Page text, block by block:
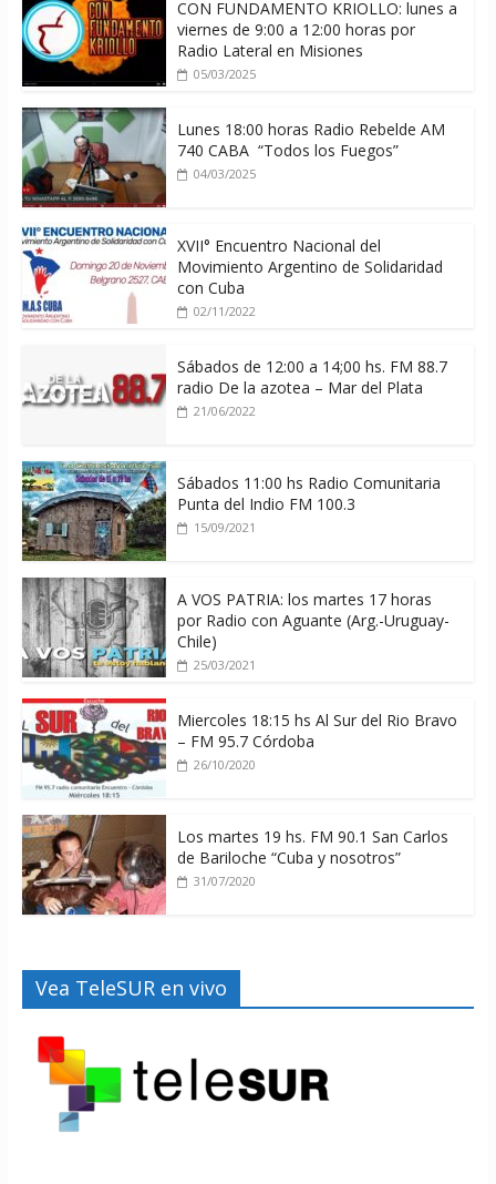
CON FUNDAMENTO KRIOLLO: lunes a
viernes de 9:00 a 12:00 horas por
Radio Lateral en Misiones
05/03/2025
Lunes 18:00 horas Radio Rebelde AM
740 CABA “Todos los Fuegos”
04/03/2025
XVII° Encuentro Nacional del
Movimiento Argentino de Solidaridad
con Cuba
02/11/2022
Sábados de 12:00 a 14;00 hs. FM 88.7
radio De la azotea – Mar del Plata
21/06/2022
Sábados 11:00 hs Radio Comunitaria
Punta del Indio FM 100.3
15/09/2021
A VOS PATRIA: los martes 17 horas
por Radio con Aguante (Arg.-Uruguay-
Chile)
25/03/2021
Miercoles 18:15 hs Al Sur del Rio Bravo
– FM 95.7 Córdoba
26/10/2020
Los martes 19 hs. FM 90.1 San Carlos
de Bariloche “Cuba y nosotros”
31/07/2020
Vea TeleSUR en vivo